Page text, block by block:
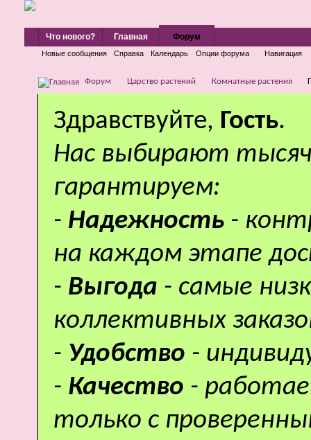
Что нового? Главная Форум
Новые сообщения Справка Календарь Опции форума Навигация
Форум Царство растений Комнатные растения
Здравствуйте, Гость.
Нас выбирают
гарантируем:
- Надежность -
на каждом этапе
- Выгода - самые
коллективных
- Удобство -
- Качество -
только с